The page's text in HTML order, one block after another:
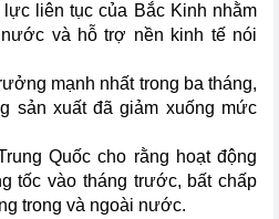
liên tục của Bắc Kinh nhằm
và hỗ trợ nền kinh tế nói
mạnh nhất trong ba tháng,
sản xuất đã giảm xuống mức
Quốc cho rằng hoạt động
tốc vào tháng trước, bất chấp
trong và ngoài nước.